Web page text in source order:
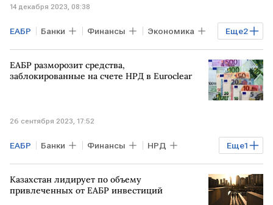
14 декабря 2023, 08:38
Еще2
ЕАБР Банки Финансы Экономика
МИР инвестиции
ЕАБР разморозит средства,
заблокированные на счете НРД в Euroclear
26 сентября 2023, 17:52
Еще1
ЕАБР Банки Финансы НРД
Euroclear
Казахстан лидирует по объему
привлеченных от ЕАБР инвестиций